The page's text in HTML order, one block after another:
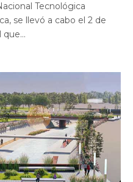
Tecnológica
se llevó a cabo el 2 de